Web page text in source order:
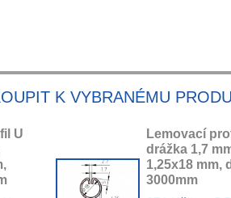
K VYBRANÉMU
U
Lemovací
drážka 1,7
1,25x18 mm,
3000mm